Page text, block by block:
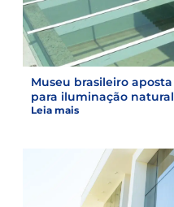
Museu brasileiro
para iluminação natural
Leia mais